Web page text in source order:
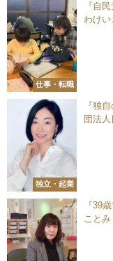
仕事・転職
『自
独立・起業
『独
団法
『39
こと